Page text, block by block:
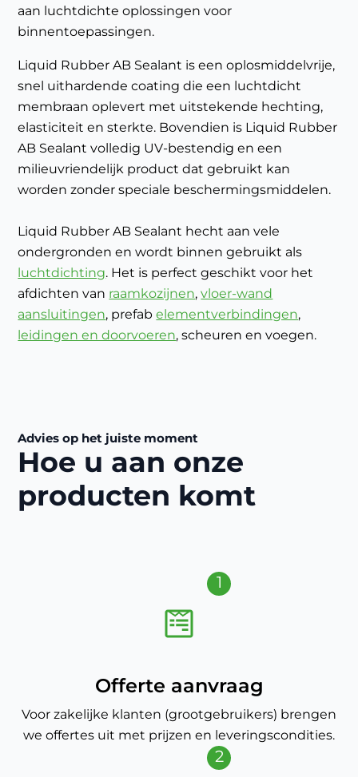
aan luchtdichte oplossingen voor
binnentoepassingen.
Liquid Rubber AB Sealant is een oplosmiddelvrije,
snel uithardende coating die een luchtdicht
membraan oplevert met uitstekende hechting,
elasticiteit en sterkte. Bovendien is Liquid Rubber
AB Sealant volledig UV-bestendig en een
milieuvriendelijk product dat gebruikt kan
worden zonder speciale beschermingsmiddelen.
Liquid Rubber AB Sealant hecht aan vele
ondergronden en wordt binnen gebruikt als
luchtdichting. Het is perfect geschikt voor het
afdichten van raamkozijnen,vloer-wand
aansluitingen, prefabelementverbindingen,
leidingen en doorvoeren, scheuren en voegen.
Advies op het juiste moment
Hoe u aan onze
producten komt
1
Offerte aanvraag
Voor zakelijke klanten (grootgebruikers) brengen
we offertes uit met prijzen en leveringscondities.
2